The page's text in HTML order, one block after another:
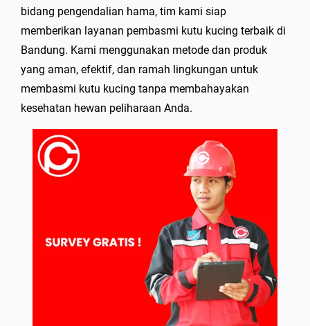
bidang pengendalian hama, tim kami siap
memberikan layanan pembasmi kutu kucing terbaik di
Bandung. Kami menggunakan metode dan produk
yang aman, efektif, dan ramah lingkungan untuk
membasmi kutu kucing tanpa membahayakan
kesehatan hewan peliharaan Anda.